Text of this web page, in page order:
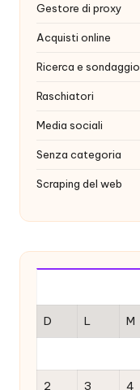
Gestore di proxy
Acquisti online
Ricerca e sondaggio
Raschiatori
Media sociali
Senza categoria
Scraping del web
D L M
2 3 4